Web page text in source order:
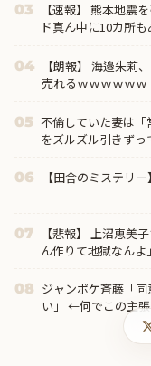
03
【速報】 熊本地震
ド真ん中に10カ所
04
【朗報】 海邉朱莉
売れるｗｗｗｗｗｗ
05 不倫していた妻は
をズルズル引きず
06 【田舎のミステリ
07
【悲報】 上沼恵美
ん作りて地獄なんよ」
08 ジャンポケ斉藤「
い」 ←何でこの主